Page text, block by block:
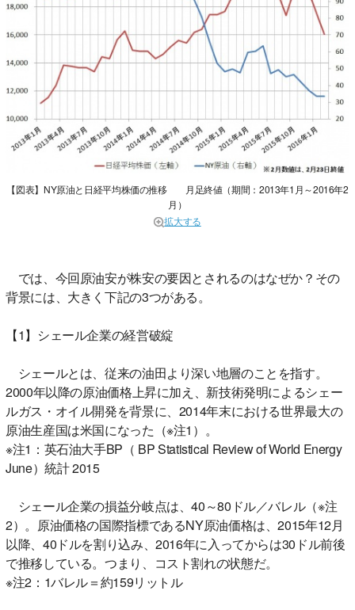
【図表】NY原油と日経平均株価の推移 月足終値（期間：2013年1月～2016年2
月）
拡大する
では、今回原油安が株安の要因とされるのはなぜか？その
背景には、大きく下記の3つがある。
【1】シェール企業の経営破綻
シェールとは、従来の油田より深い地層のことを指す。
2000年以降の原油価格上昇に加え、新技術発明によるシェー
ルガス・オイル開発を背景に、2014年末における世界最大の
原油生産国は米国になった（※注1）。
※注1：英石油大手BP（ BP Statistical Review of World Energy
June）統計 2015
シェール企業の損益分岐点は、40～80ドル／バレル（※注
2）。原油価格の国際指標であるNY原油価格は、2015年12月
以降、40ドルを割り込み、2016年に入ってからは30ドル前後
で推移している。つまり、コスト割れの状態だ。
※注2：1バレル＝約159リットル